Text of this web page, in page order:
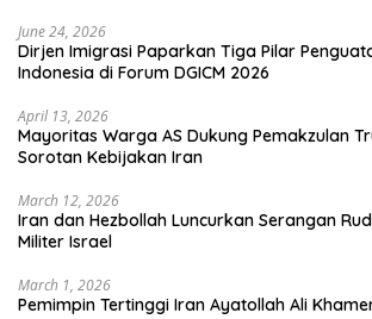
June 24, 2026
Dirjen Imigrasi Paparkan Tiga Pilar
Indonesia di Forum DGICM 2026
April 13, 2026
Mayoritas Warga AS Dukung Pemakzulan
Sorotan Kebijakan Iran
March 12, 2026
Iran dan Hezbollah Luncurkan Serangan
Militer Israel
March 1, 2026
Pemimpin Tertinggi Iran Ayatollah Ali